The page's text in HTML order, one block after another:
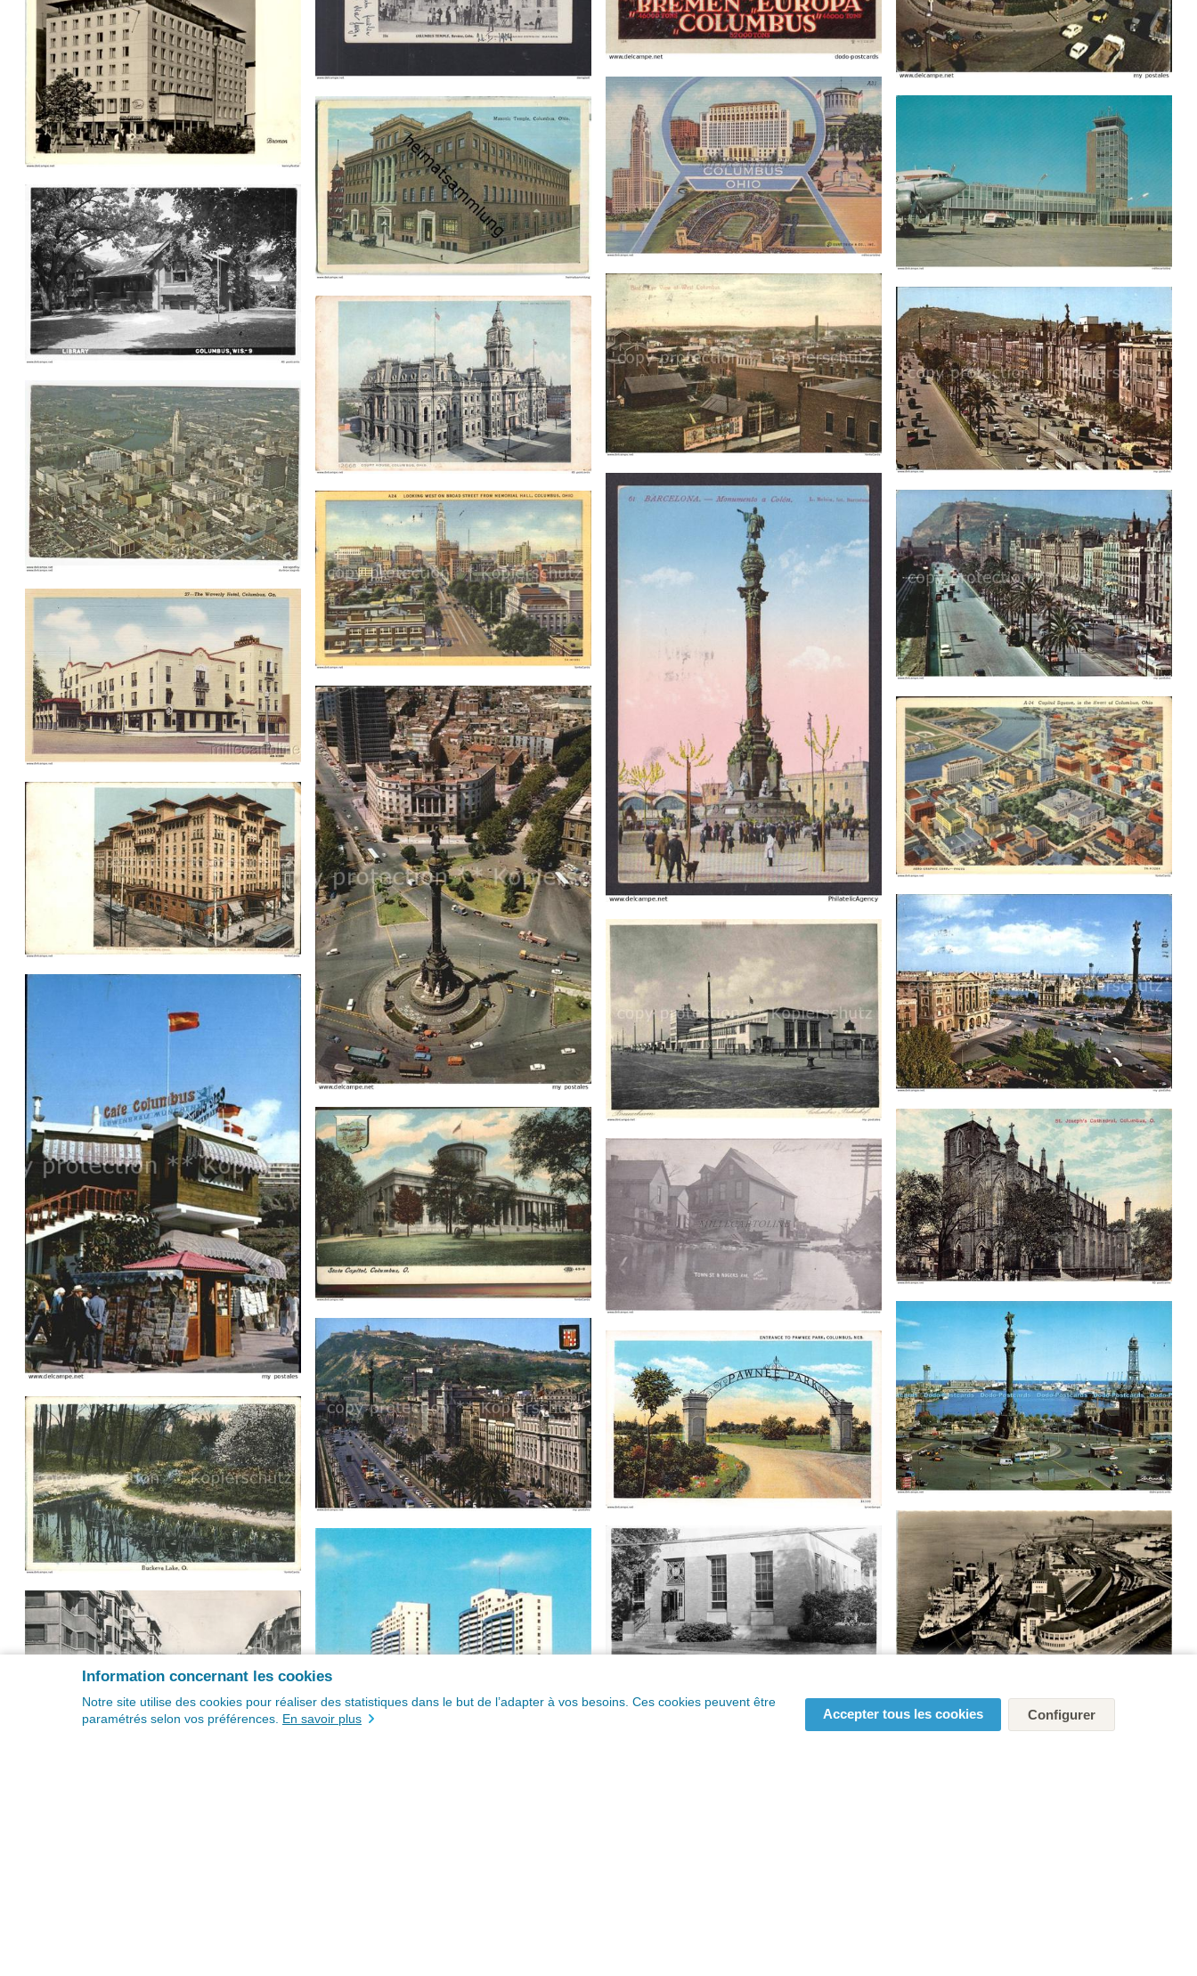
Information concernant les cookies
Notre site utilise des cookies pour réaliser des statistiques dans le but de l’adapter à vos besoins. Ces cookies peuvent être
paramétrés selon vos préférences. En savoir plus Accepter tous les cookies Configurer